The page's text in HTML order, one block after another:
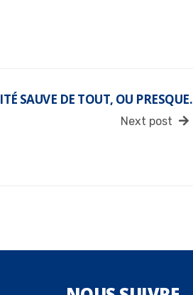
SAUVE DE TOUT, OU PRESQUE.
Next post